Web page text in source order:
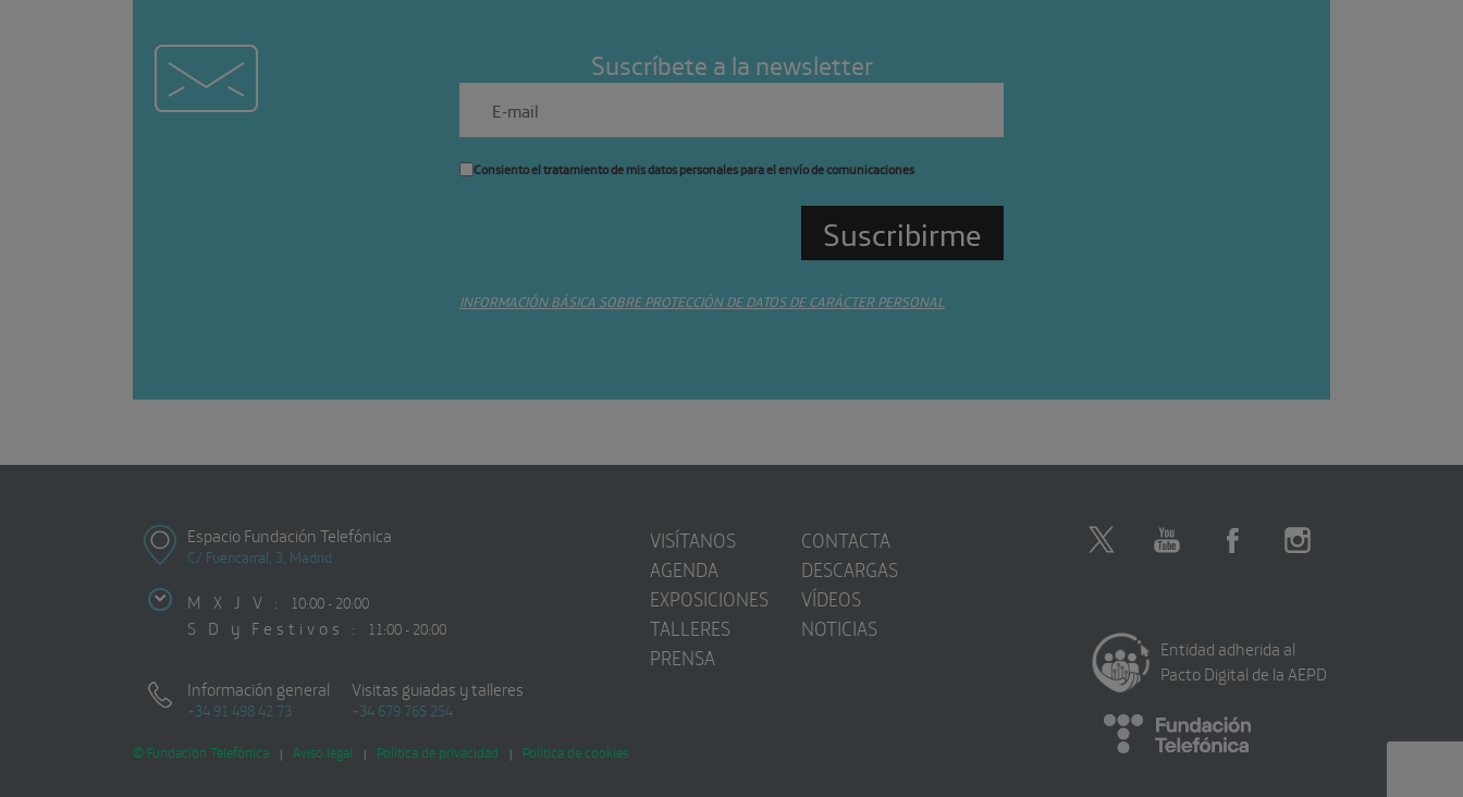
Suscríbete a la newsletter
Consiento el tratamiento de mis datos personales para el envío de comunicaciones
INFORMACIÓN BÁSICA SOBRE PROTECCIÓN DE DATOS DE CARÁCTER PERSONAL
Espacio Fundación Telefónica
C/ Fuencarral, 3, Madrid
M X J V : 10:00 - 20:00
S D y Festivos : 11:00 - 20:00
Información general
+34 91 498 42 73
Visitas guiadas y talleres
+34 679 765 254
VISÍTANOS
AGENDA
EXPOSICIONES
TALLERES
PRENSA
CONTACTA
DESCARGAS
VÍDEOS
NOTICIAS
© Fundación Telefónica | Aviso legal | Política de privacidad | Política de cookies
Entidad adherida al
Pacto Digital de la AEPD